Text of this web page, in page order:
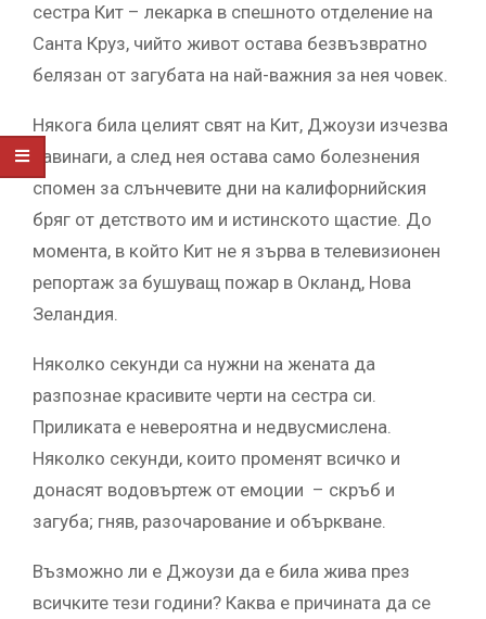
сестра Кит – лекарка в спешното отделение на
Санта Круз, чийто живот остава безвъзвратно
белязан от загубата на най-важния за нея човек.
Някога била целият свят на Кит, Джоузи изчезва
завинаги, а след нея остава само болезнения
спомен за слънчевите дни на калифорнийския
бряг от детството им и истинското щастие. До
момента, в който Кит не я зърва в телевизионен
репортаж за бушуващ пожар в Окланд, Нова
Зеландия.
Няколко секунди са нужни на жената да
разпознае красивите черти на сестра си.
Приликата е невероятна и недвусмислена.
Няколко секунди, които променят всичко и
донасят водовъртеж от емоции – скръб и
загуба; гняв, разочарование и объркване.
Възможно ли е Джоузи да е била жива през
всичките тези години? Каква е причината да се